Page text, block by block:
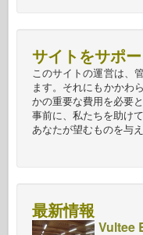
サイトをサポ
このサイトの運営は、
ます。それにもかかわ
かの重要な費用を必要と
事前に、私たちを助け
あなたが望むものを与
最新情報
Vultee